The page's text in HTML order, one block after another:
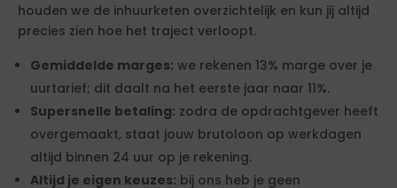
houden we de inhuurketen overzichtelijk en kun jij altijd
precies zien hoe het traject verloopt.
Gemiddelde marges: we rekenen 13% marge over je
uurtarief; dit daalt na het eerste jaar naar 11%.
Supersnelle betaling: zodra de opdrachtgever heeft
overgemaakt, staat jouw brutoloon op werkdagen
altijd binnen 24 uur op je rekening.
Altijd je eigen keuzes: bij ons heb je geen